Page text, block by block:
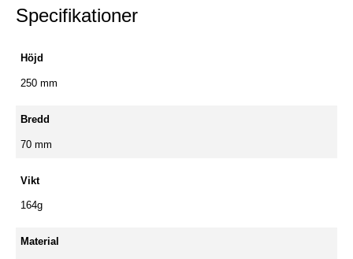
Specifikationer
Höjd
250 mm
Bredd
70 mm
Vikt
164g
Material